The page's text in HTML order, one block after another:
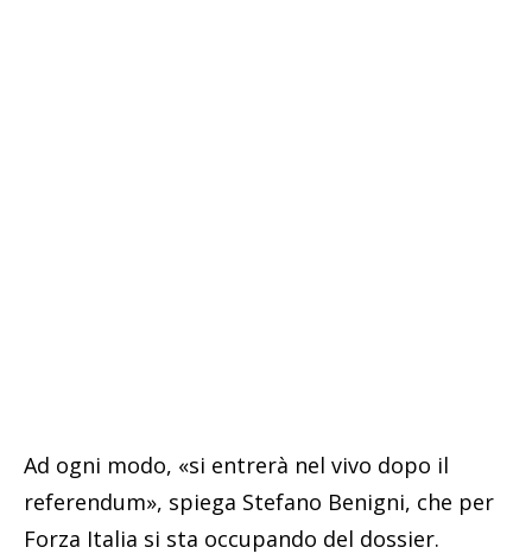
Ad ogni modo, «si entrerà nel vivo dopo il
referendum», spiega Stefano Benigni, che per
Forza Italia si sta occupando del dossier.